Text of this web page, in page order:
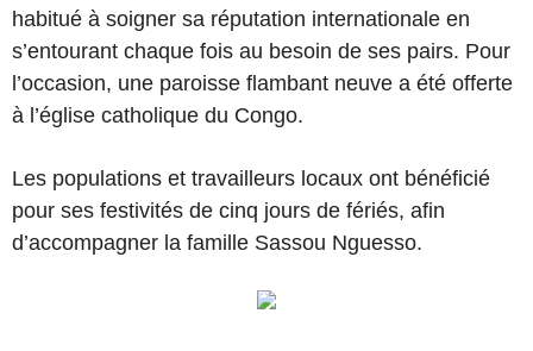
habitué à soigner sa réputation internationale en
s’entourant chaque fois au besoin de ses pairs. Pour
l’occasion, une paroisse flambant neuve a été offerte
à l’église catholique du Congo.
Les populations et travailleurs locaux ont bénéficié
pour ses festivités de cinq jours de fériés, afin
d’accompagner la famille Sassou Nguesso.